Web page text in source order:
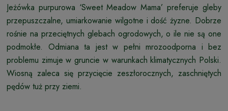
Jeżówka purpurowa ‘Sweet Meadow Mama’ preferuje gleby
przepuszczalne, umiarkowanie wilgotne i dość żyzne. Dobrze
rośnie na przeciętnych glebach ogrodowych, o ile nie są one
podmokłe. Odmiana ta jest w pełni mrozoodporna i bez
problemu zimuje w gruncie w warunkach klimatycznych Polski.
Wiosną zaleca się przycięcie zeszłorocznych, zaschniętych
pędów tuż przy ziemi.